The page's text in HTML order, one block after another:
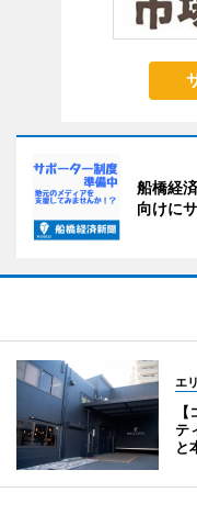
船橋経
向けに
エ
テ
と